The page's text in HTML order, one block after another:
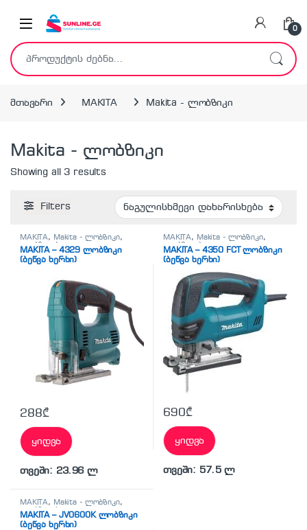
0
ძებნა:
მთავარი MAKITA Makita - ლობზიკი
Makita - ლობზიკი
Showing all 3 results
Filters
MAKITA, Makita - ლობზიკი,
ლობზიკები
MAKITA – 4329 ლობზიკი
(ბეწვა ხერხი)
288₾
ყიდვა
თვეში: 23.96 ლ
MAKITA, Makita - ლობზიკი,
ლობზიკები
MAKITA – 4350 FCT ლობზიკი
(ბეწვა ხერხი)
690₾
ყიდვა
თვეში: 57.5 ლ
MAKITA, Makita - ლობზიკი,
ლობზიკები
MAKITA – JV0600K ლობზიკი
(ბეწვა ხერხი)